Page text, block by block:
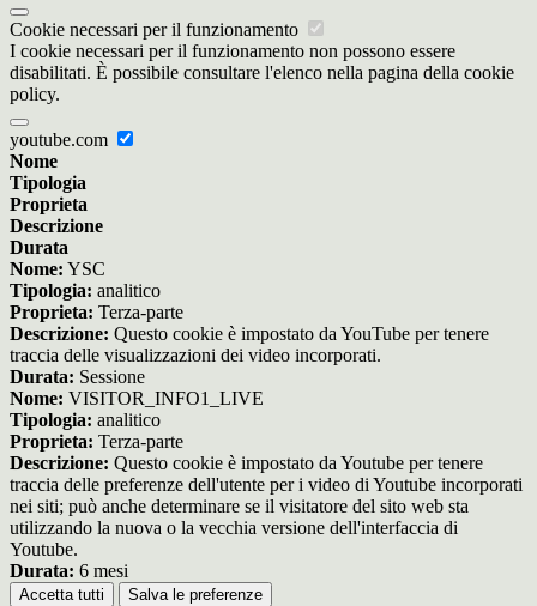
Cookie necessari per il funzionamento
I cookie necessari per il funzionamento non possono essere
disabilitati. È possibile consultare l'elenco nella pagina della cookie
policy.
youtube.com
Nome
Tipologia
Proprieta
Descrizione
Durata
Nome: YSC
Tipologia: analitico
Proprieta: Terza-parte
Descrizione: Questo cookie è impostato da YouTube per tenere
traccia delle visualizzazioni dei video incorporati.
Durata: Sessione
Nome: VISITOR_INFO1_LIVE
Tipologia: analitico
Proprieta: Terza-parte
Descrizione: Questo cookie è impostato da Youtube per tenere
traccia delle preferenze dell'utente per i video di Youtube incorporati
nei siti; può anche determinare se il visitatore del sito web sta
utilizzando la nuova o la vecchia versione dell'interfaccia di
Youtube.
Durata: 6 mesi
Accetta tutti Salva le preferenze